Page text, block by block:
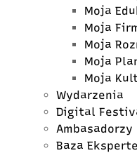
Moja
Moja
Moja
Moja
Moja
Wydarzenia
Digital
Ambasadorzy
Baza